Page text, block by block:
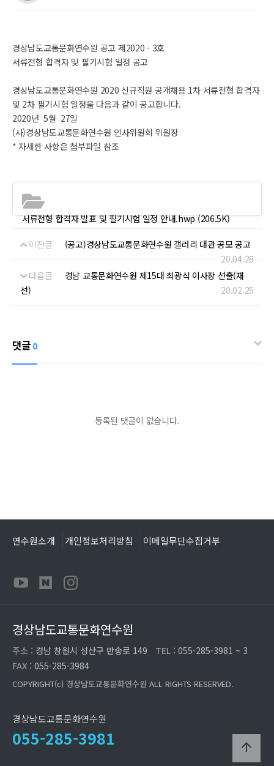
경상남도교통문화연수원 공고 제2020 - 3호
서류전형 합격자 및 필기시험 일정 공고
경상남도교통문화연수원 2020 신규직원 공개채용 1차 서류전형 합격자
및 2차 필기시험 일정을 다음과 같이 공고합니다.
2020년 5월 27일
(사)경상남도교통문화연수원 인사위원회 위원장
* 자세한 사항은 첨부파일 참조
서류전형 합격자 발표 및 필기시험 일정 안내.hwp (206.5K)
이전글
(공고)경상남도교통문화연수원 갤러리 대관 공모 공고
20.04.28
다음글
경남 교통문화연수원 제15대 최광식 이사장 선출(재
선)
20.02.25
댓글 0
등록된 댓글이 없습니다.
연수원소개 개인정보처리방침 이메일무단수집거부
경상남도교통문화연수원
주소 : 경남 창원시 성산구 반송로 149 TEL : 055-285-3981 ~ 3
FAX : 055-285-3984
COPYRIGHT(c) 경상남도교통문화연수원 ALL RIGHTS RESERVED.
경상남도교통문화연수원
055-285-3981 arrow_upward